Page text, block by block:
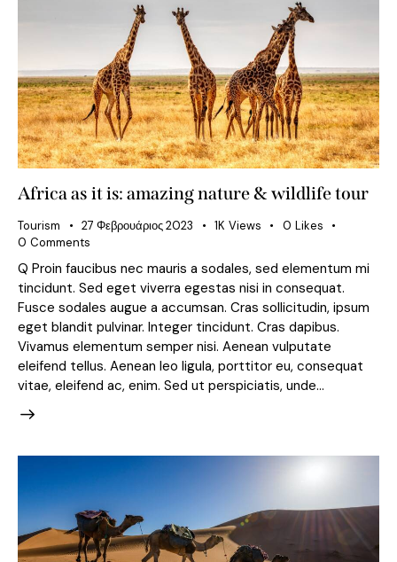
Africa as it is: amazing nature & wildlife tour
Tourism 27 Φεβρουάριος 2023 1K Views 0 Likes
0 Comments
Q Proin faucibus nec mauris a sodales, sed elementum mi
tincidunt. Sed eget viverra egestas nisi in consequat.
Fusce sodales augue a accumsan. Cras sollicitudin, ipsum
eget blandit pulvinar. Integer tincidunt. Cras dapibus.
Vivamus elementum semper nisi. Aenean vulputate
eleifend tellus. Aenean leo ligula, porttitor eu, consequat
vitae, eleifend ac, enim. Sed ut perspiciatis, unde…